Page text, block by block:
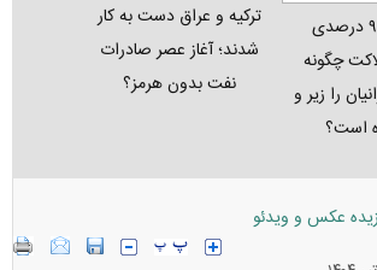
کابوس ۹۶ درصدی
چگونه
را زیر و
است؟
ترکیه و عراق دست به کار
شدند؛ آغاز عصر صادرات
نفت بدون هرمز؟
عکس و ویدئو